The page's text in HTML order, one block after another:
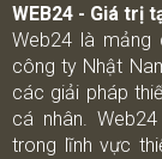
WEB24 - Giá trị
Web24 là mảng
công ty Nhật
các giải pháp
cá nhân.
trong lĩnh vực